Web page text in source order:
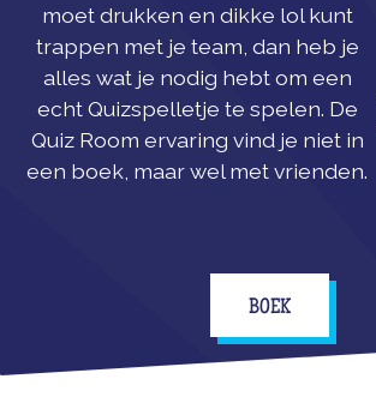
moet drukken en dikke lol kunt
trappen met je team, dan heb je
alles wat je nodig hebt om een
echt Quizspelletje te spelen. De
Quiz Room ervaring vind je niet in
een boek, maar wel met vrienden.
BOEK